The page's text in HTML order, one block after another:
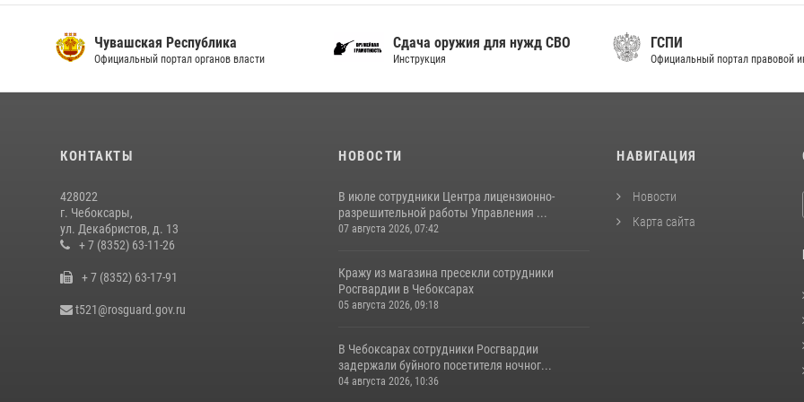
Чувашская Республика
Официальный портал органов власти
Сдача оружия для нужд СВО
Инструкция
ГСПИ
Официальный портал правовой
КОНТАКТЫ
428022
г. Чебоксары,
ул. Декабристов, д. 13
+ 7 (8352) 63-11-26
+ 7 (8352) 63-17-91
t521@rosguard.gov.ru
НОВОСТИ
В июле сотрудники Центра лицензионно-
разрешительной работы Управления ...
07 августа 2026, 07:42
Кражу из магазина пресекли сотрудники
Росгвардии в Чебоксарах
05 августа 2026, 09:18
В Чебоксарах сотрудники Росгвардии
задержали буйного посетителя ночног...
04 августа 2026, 10:36
НАВИГАЦИЯ
Новости
Карта сайта